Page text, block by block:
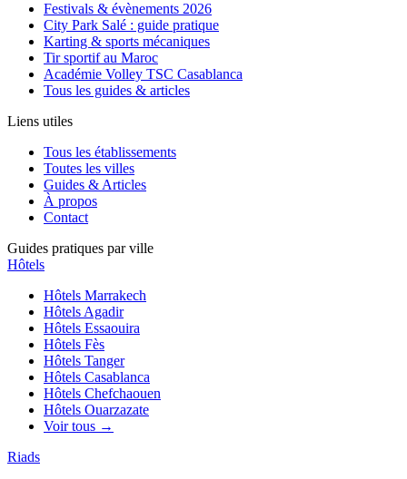
Festivals & évènements 2026
City Park Salé : guide pratique
Karting & sports mécaniques
Tir sportif au Maroc
Académie Volley TSC Casablanca
Tous les guides & articles
Liens utiles
Tous les établissements
Toutes les villes
Guides & Articles
À propos
Contact
Guides pratiques par ville
Hôtels
Hôtels Marrakech
Hôtels Agadir
Hôtels Essaouira
Hôtels Fès
Hôtels Tanger
Hôtels Casablanca
Hôtels Chefchaouen
Hôtels Ouarzazate
Voir tous →
Riads